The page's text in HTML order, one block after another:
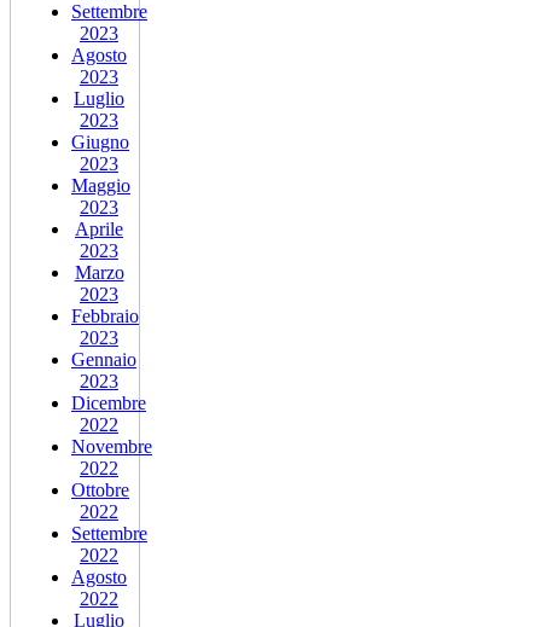
Settembre
2023
Agosto
2023
Luglio
2023
Giugno
2023
Maggio
2023
Aprile
2023
Marzo
2023
Febbraio
2023
Gennaio
2023
Dicembre
2022
Novembre
2022
Ottobre
2022
Settembre
2022
Agosto
2022
Luglio